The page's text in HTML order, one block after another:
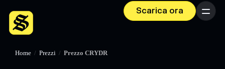
Scarica ora Menu
Home / Prezzi / Prezzo CRYDR